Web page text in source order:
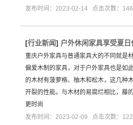
发布时间：2023-02-14 点击次数：146
[行业新闻] 户外休闲家具享受夏
重庆户外家具与普通家具大的不同就是
偏爱木制的家具，对于户外家具也是如
的木材有菠萝格、柚木和松木，这几种
开裂的性能。与木材的易腐烂相比，藤
更时尚
发布时间：2023-02-09 点击次数：122